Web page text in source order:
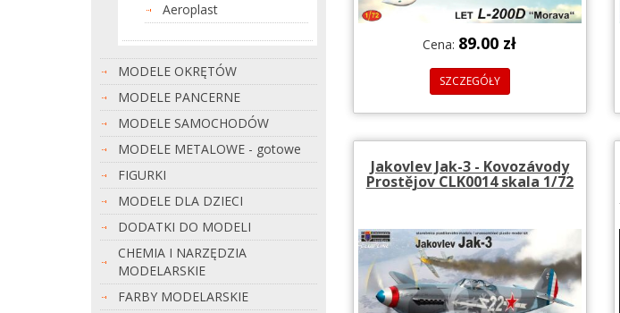
Aeroplast
MODELE OKRĘTÓW
MODELE PANCERNE
MODELE SAMOCHODÓW
MODELE METALOWE - gotowe
FIGURKI
MODELE DLA DZIECI
DODATKI DO MODELI
CHEMIA I NARZĘDZIA
MODELARSKIE
FARBY MODELARSKIE
Cena: 89.00 zł
SZCZEGÓŁY
Jakovlev Jak-3 - Kovozávody
Prostějov CLK0014 skala 1/72